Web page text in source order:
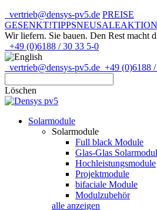
vertrieb@densys-pv5.de PREISE
GESENKT!TIPPSNEUSALE
Wir liefern. Sie bauen. Den Rest macht
+49 (0)6188 / 30 33 5-0
vertrieb@densys-pv5.de +49 (0)6188
Löschen
Solarmodule
Solarmodule
Full black Module
Glas-Glas
Hochleistungsmodule
Projektmodule
bifaciale Module
Modulzubehör
alle anzeigen